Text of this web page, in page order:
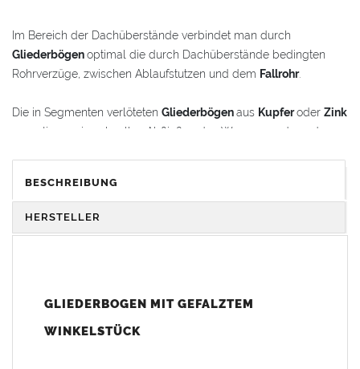
Im Bereich der Dachüberstände verbindet man durch
Gliederbögenoptimal die durch Dachüberstände bedingten
Rohrverzüge, zwischen Ablaufstutzen und dem Fallrohr.
Die in Segmenten verlöteten Gliederbögenaus Kupferoder Zink
garantieren ein schnelles Abfließen des Wassers und werden
Gliederbogenwird mit einem gefalztem Standard-
Winkelstück geliefert. Auf Wunsch kann das Winkelstück auch
BESCHREIBUNG
HERSTELLER
GLIEDERBOGEN MIT GEFALZTEM
WINKELSTÜCK